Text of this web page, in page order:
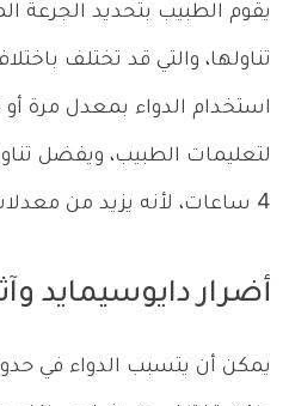
يقوم الطبيب بتحديد الجرعة
تناولها، والتي قد تختلف
استخدام الدواء بمعدل مرة أو
لتعليمات الطبيب، ويفضل
4 ساعات، لأنه يزيد من معدلات التبول.
أضرار دايوسيمايد
يمكن أن يتسبب الدواء في